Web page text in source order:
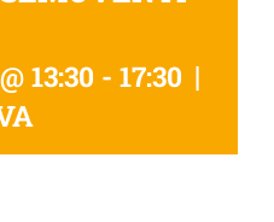
13:30 - 17:30 |